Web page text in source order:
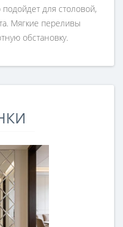
для столовой,
Мягкие переливы
обстановку.